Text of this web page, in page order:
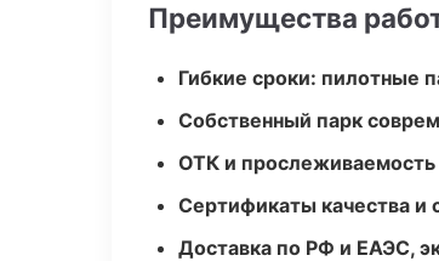
Преимущества
Гибкие сроки: пилотные
Собственный парк
ОТК и
Сертификаты качества и
Доставка по РФ и ЕАЭС,